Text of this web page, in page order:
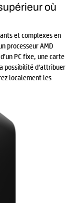
où
et complexes en
processeur AMD
PC fixe, une carte
possibilité d’attribuer
localement les